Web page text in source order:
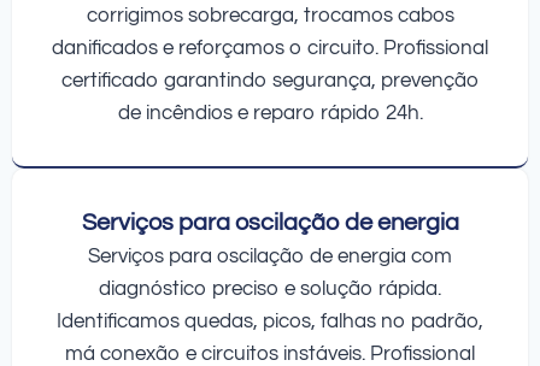
corrigimos sobrecarga, trocamos cabos
danificados e reforçamos o circuito. Profissional
certificado garantindo segurança, prevenção
de incêndios e reparo rápido 24h.
Serviços para oscilação de energia
Serviços para oscilação de energia com
diagnóstico preciso e solução rápida.
Identificamos quedas, picos, falhas no padrão,
má conexão e circuitos instáveis. Profissional